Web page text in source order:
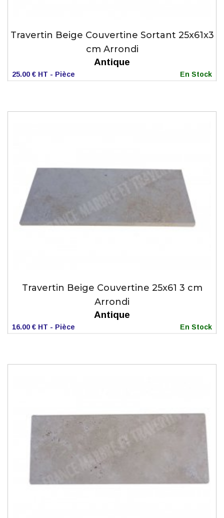
Travertin Beige Couvertine Sortant 25x61x3
cm Arrondi
Antique
25.00 € HT - Pièce En Stock
Travertin Beige Couvertine 25x61 3 cm
Arrondi
Antique
16.00 € HT - Pièce En Stock